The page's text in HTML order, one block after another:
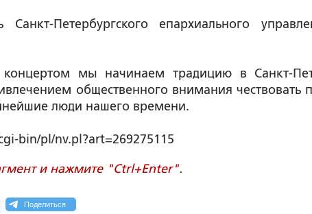
Петербургского епархиального
мы начинаем традицию в Санкт-
общественного внимания чествовать
люди нашего времени.
bin/pl/nv.pl?art=269275115
и нажмите "Ctrl+Enter".
Поделиться